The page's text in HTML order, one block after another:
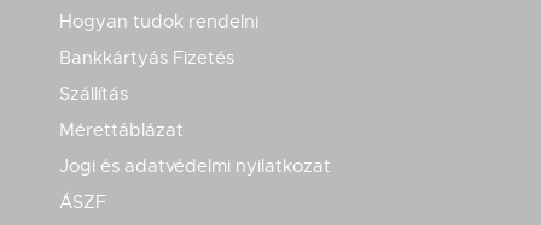
Hogyan tudok rendelni
Bankkártyás Fizetés
Szállítás
Mérettáblázat
Jogi és adatvédelmi nyilatkozat
ÁSZF